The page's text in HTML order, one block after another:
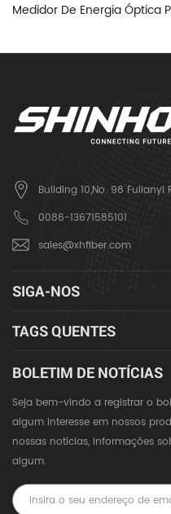
Medidor De Energia Óptica
Building 10,No. 98 Fulianyi
0086-13671585101
sales@xhfiber.com
SIGA-NOS
TAGS QUENTES
BOLETIM DE NOTÍCIAS
Seja bem-vindo a registrar o
algum interesse em nossos
nossas notícias, informações
algum.